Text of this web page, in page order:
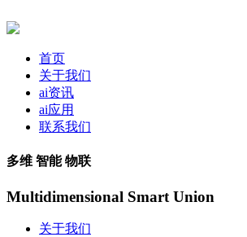
首页
关于我们
ai资讯
ai应用
联系我们
多维 智能 物联
Multidimensional Smart Union
关于我们